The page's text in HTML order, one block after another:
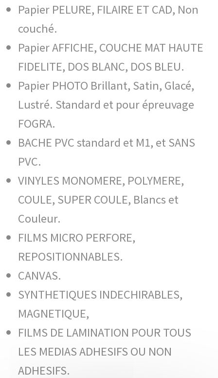
Papier PELURE, FILAIRE ET CAD, Non
couché.
Papier AFFICHE, COUCHE MAT HAUTE
FIDELITE, DOS BLANC, DOS BLEU.
Papier PHOTO Brillant, Satin, Glacé,
Lustré. Standard et pour épreuvage
FOGRA.
BACHE PVC standard et M1, et SANS
PVC.
VINYLES MONOMERE, POLYMERE,
COULE, SUPER COULE, Blancs et
Couleur.
FILMS MICRO PERFORE,
REPOSITIONNABLES.
CANVAS.
SYNTHETIQUES INDECHIRABLES,
MAGNETIQUE,
FILMS DE LAMINATION POUR TOUS
LES MEDIAS ADHESIFS OU NON
ADHESIFS.